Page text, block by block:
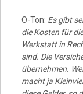
O-Ton: Es gibt
die Kosten für
Werkstatt in
sind. Die
übernehmen.
macht ja